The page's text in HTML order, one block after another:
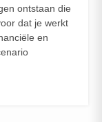
ontstaan die
dat je werkt
en